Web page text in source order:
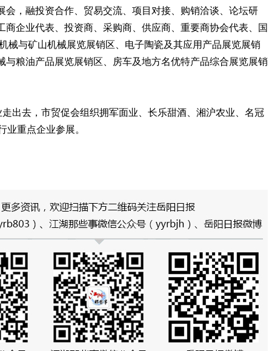
，融投资合作、贸易交流、项目对接、购销洽谈、论坛研
企业代表、投资商、采购商、供应商、重要商协会代表、国
械与矿山机械展览展销区、电子陶瓷及其应用产品展览展销
粮油产品展览展销区、房车及地方名优特产品综合展览展销
出去，市贸促会组织拥军面业、长乐甜酒、湘沪农业、名冠
业重点企业参展。